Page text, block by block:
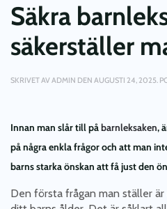
Säkra
säkerställer
SKRIVET AVADMIN DEN AUGUSTI 24, 2025.
Innan man slår till påbarnleksaken,
på några enkla frågor och att man
barns starka önskan att få just den
Den första frågan man ställer